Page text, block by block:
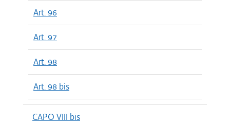
Art. 96
Art. 97
Art. 98
Art. 98 bis
CAPO VIII bis